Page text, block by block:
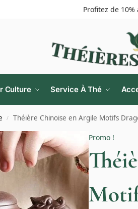
Profitez de 10%
Culture Service À Thé
/ Théière Chinoise en Argile Motifs
Promo !